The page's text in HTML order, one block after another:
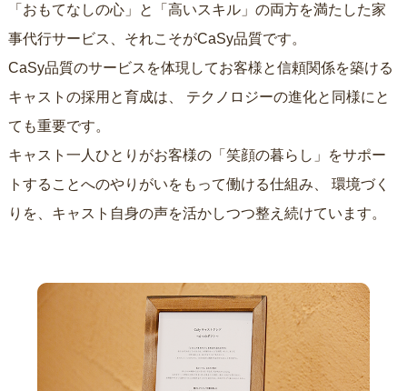
「おもてなしの心」と「高いスキル」の両方を満たした家
事代行サービス、それこそがCaSy品質です。
CaSy品質のサービスを体現してお客様と信頼関係を築ける
キャストの採用と育成は、
ても重要です。
キャスト一人ひとりがお客様の「笑顔の暮らし」をサポー
トすることへのやりがいをもって働ける仕組み、
りを、キャスト自身の声を活かしつつ整え続けています。